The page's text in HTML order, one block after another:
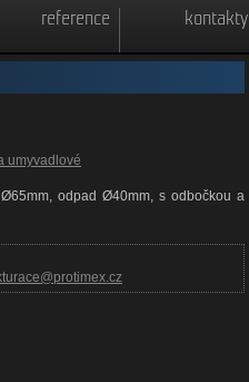
reference kontakty
umyvadlové
odpad Ø40mm, s odbočkou a